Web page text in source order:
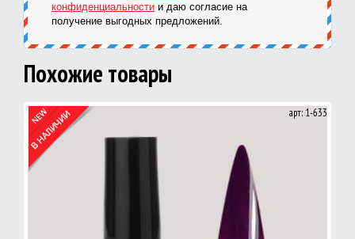
конфиденциальности и даю согласие на
получение выгодных предложений.
Похожие товары
арт: 1-633